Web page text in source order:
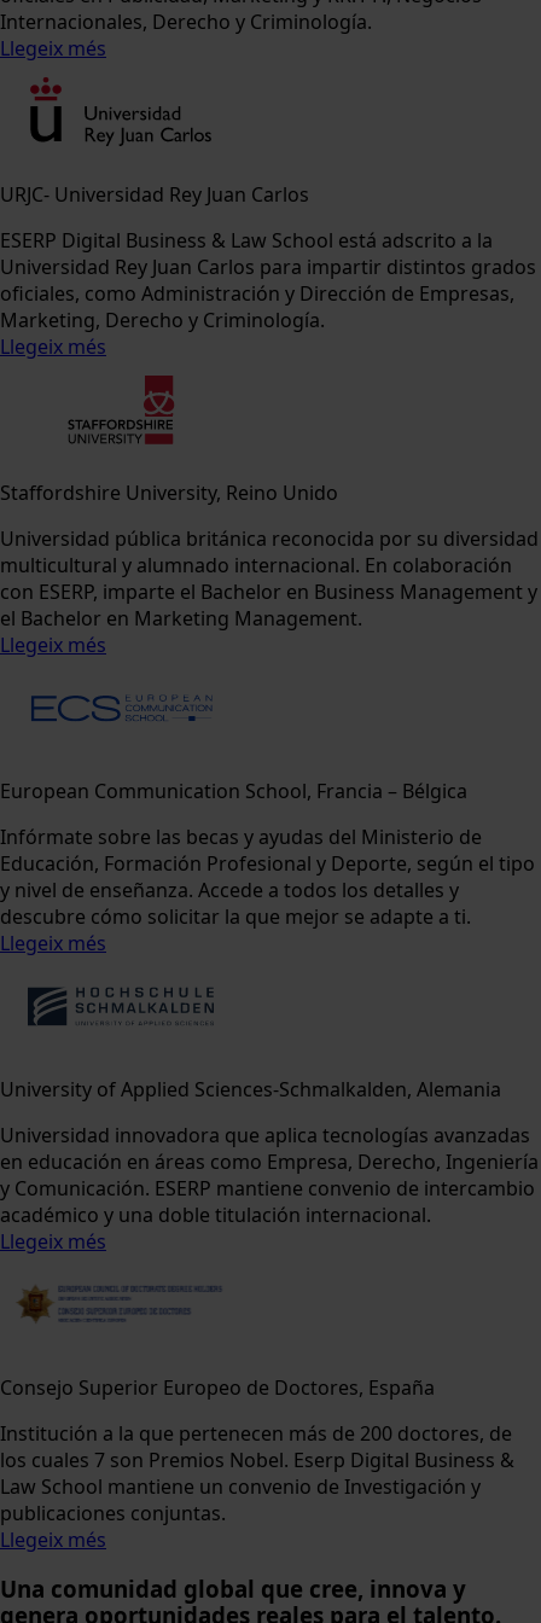
Internacionales, Derecho y Criminología.
Llegeix més
URJC- Universidad Rey Juan Carlos
ESERP Digital Business & Law School está adscrito a la
Universidad Rey Juan Carlos para impartir distintos grados
oficiales, como Administración y Dirección de Empresas,
Marketing, Derecho y Criminología.
Llegeix més
Staffordshire University, Reino Unido
Universidad pública británica reconocida por su diversidad
multicultural y alumnado internacional. En colaboración
con ESERP, imparte el Bachelor en Business Management y
el Bachelor en Marketing Management.
Llegeix més
European Communication School, Francia – Bélgica
Infórmate sobre las becas y ayudas del Ministerio de
Educación, Formación Profesional y Deporte, según el tipo
y nivel de enseñanza. Accede a todos los detalles y
descubre cómo solicitar la que mejor se adapte a ti.
Llegeix més
University of Applied Sciences-Schmalkalden, Alemania
Universidad innovadora que aplica tecnologías avanzadas
en educación en áreas como Empresa, Derecho, Ingeniería
y Comunicación. ESERP mantiene convenio de intercambio
académico y una doble titulación internacional.
Llegeix més
Consejo Superior Europeo de Doctores, España
Institución a la que pertenecen más de 200 doctores, de
los cuales 7 son Premios Nobel. Eserp Digital Business &
Law School mantiene un convenio de Investigación y
publicaciones conjuntas.
Llegeix més
Una comunidad global que cree, innova y
genera oportunidades reales para el talento.